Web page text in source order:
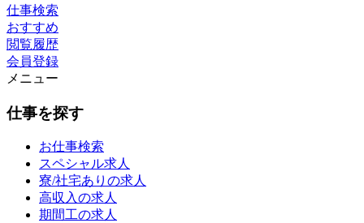
仕事検索
おすすめ
閲覧履歴
会員登録
メニュー
仕事を探す
お仕事検索
スペシャル求人
寮/社宅ありの求人
高収入の求人
期間工の求人